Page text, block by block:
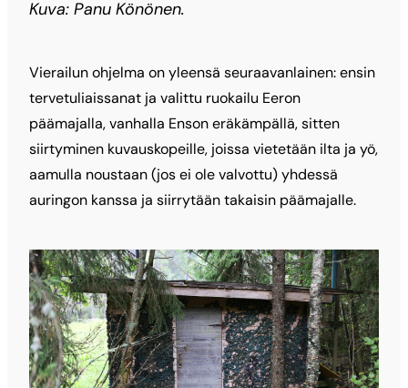
Kuva: Panu Könönen.
Vierailun ohjelma on yleensä seuraavanlainen: ensin
tervetuliaissanat ja valittu ruokailu Eeron
päämajalla, vanhalla Enson eräkämpällä, sitten
siirtyminen kuvauskopeille, joissa vietetään ilta ja yö,
aamulla noustaan (jos ei ole valvottu) yhdessä
auringon kanssa ja siirrytään takaisin päämajalle.